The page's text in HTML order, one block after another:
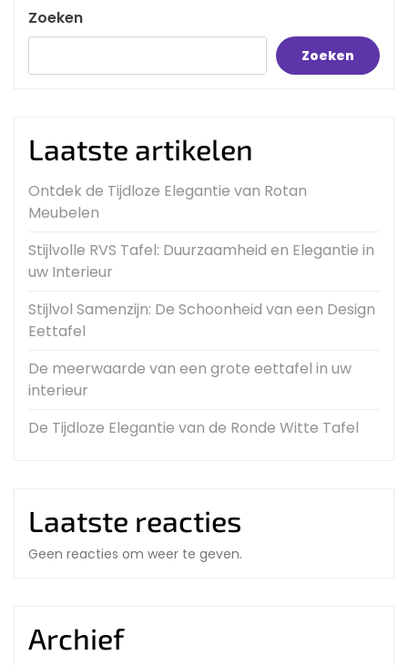
Zoeken
Zoeken
Laatste artikelen
Ontdek de Tijdloze Elegantie van Rotan
Meubelen
Stijlvolle RVS Tafel: Duurzaamheid en Elegantie in
uw Interieur
Stijlvol Samenzijn: De Schoonheid van een Design
Eettafel
De meerwaarde van een grote eettafel in uw
interieur
De Tijdloze Elegantie van de Ronde Witte Tafel
Laatste reacties
Geen reacties om weer te geven.
Archief